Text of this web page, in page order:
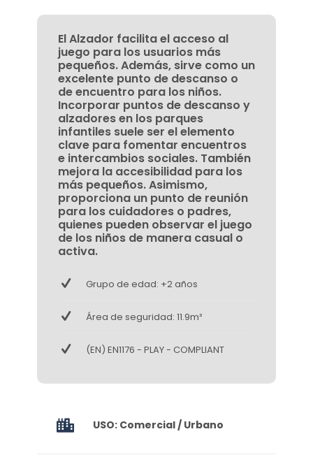
El Alzador facilita el acceso al
juego para los usuarios más
pequeños. Además, sirve como un
excelente punto de descanso o
de encuentro para los niños.
Incorporar puntos de descanso y
alzadores en los parques
infantiles suele ser el elemento
clave para fomentar encuentros
e intercambios sociales. También
mejora la accesibilidad para los
más pequeños. Asimismo,
proporciona un punto de reunión
para los cuidadores o padres,
quienes pueden observar el juego
de los niños de manera casual o
activa.
Grupo de edad: +2 años
Área de seguridad: 11.9m²
(EN) EN1176 - PLAY - COMPLIANT
USO: Comercial / Urbano